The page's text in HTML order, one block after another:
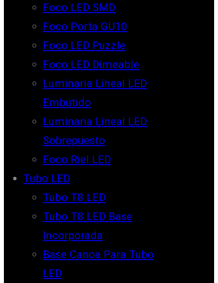
Foco LED SMD
Foco Porta GU10
Foco LED Puzzle
Foco LED Dimeable
Luminaria Lineal LED
Embutido
Luminaria Lineal LED
Sobrepuesto
Foco Riel LED
Tubo LED
Tubo T8 LED
Tubo T8 LED Base
Incorporada
Base Canoa Para Tubo
LED